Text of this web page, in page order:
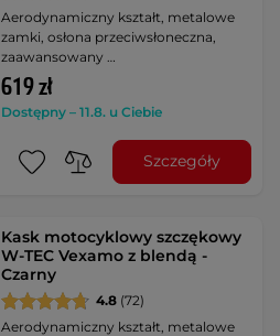
Aerodynamiczny kształt, metalowe
zamki, osłona przeciwsłoneczna,
zaawansowany …
619 zł
Dostępny – 11.8. u Ciebie
Szczegóły
Kask motocyklowy szczękowy
W-TEC Vexamo z blendą -
Czarny
4.8 (72)
Aerodynamiczny kształt, metalowe